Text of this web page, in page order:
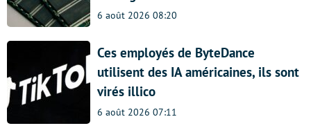
6 août 2026 08:20
Ces employés de ByteDance
utilisent des IA américaines, ils sont
virés illico
6 août 2026 07:11